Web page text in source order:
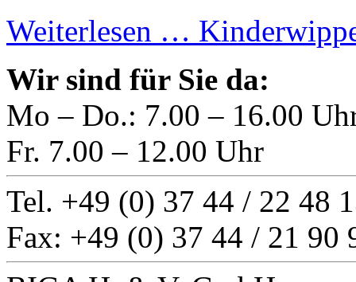
Weiterlesen …
Wir sind für Sie da:
Mo – Do.: 7.00 – 16.00
Fr. 7.00 – 12.00 Uhr
Tel. +49 (0) 37 44 / 22 48
Fax: +49 (0) 37 44 / 21 90